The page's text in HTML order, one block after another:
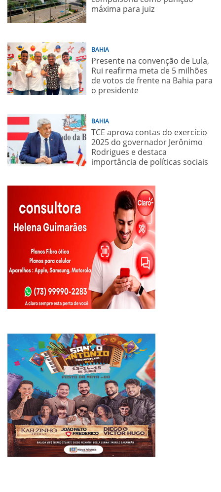
máxima para juiz
BAHIA
Presente na convenção de Lula,
Rui reafirma meta de 5 milhões
de votos de frente na Bahia para
o presidente
BAHIA
TCE aprova contas do exercício
2025 do governador Jerônimo
Rodrigues e destaca
importância de políticas sociais